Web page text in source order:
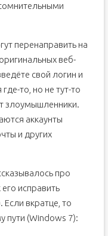
перенаправить на
веб-
свой логин и
то, но не тут-то
злоумышленники.
аккаунты
и других
про
исправить
Если вкратце, то
пути (Windows 7):